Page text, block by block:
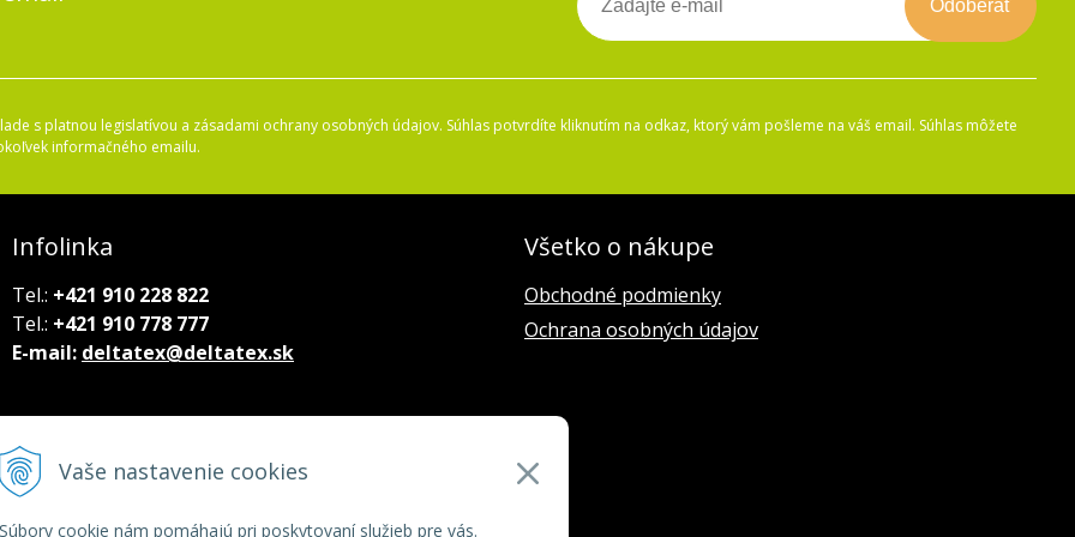
Vaše nastavenie cookies
Súbory cookie nám pomáhajú pri poskytovaní služieb pre vás.
Odoberať
s platnou legislatívou a zásadami ochrany osobných údajov. Súhlas potvrdíte kliknutím na odkaz, ktorý vám pošleme na váš email. Súhlas môžete
informačného emailu.
Infolinka
Tel.: +421 910 228 822
Tel.: +421 910 778 777
E-mail: deltatex@deltatex.sk
Všetko o nákupe
Obchodné podmienky
Ochrana osobných údajov